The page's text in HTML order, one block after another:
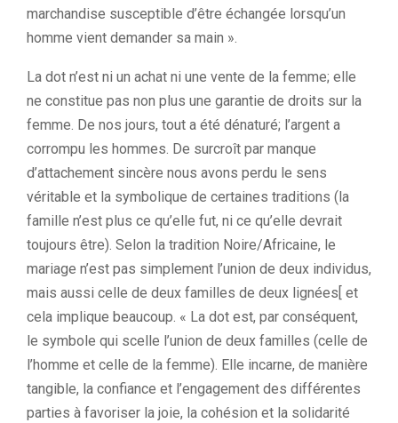
marchandise susceptible d’être échangée lorsqu’un
homme vient demander sa main ».
La dot n’est ni un achat ni une vente de la femme; elle
ne constitue pas non plus une garantie de droits sur la
femme. De nos jours, tout a été dénaturé; l’argent a
corrompu les hommes. De surcroît par manque
d’attachement sincère nous avons perdu le sens
véritable et la symbolique de certaines traditions (la
famille n’est plus ce qu’elle fut, ni ce qu’elle devrait
toujours être). Selon la tradition Noire/Africaine, le
mariage n’est pas simplement l’union de deux individus,
mais aussi celle de deux familles de deux lignées[ et
cela implique beaucoup. « La dot est, par conséquent,
le symbole qui scelle l’union de deux familles (celle de
l’homme et celle de la femme). Elle incarne, de manière
tangible, la confiance et l’engagement des différentes
parties à favoriser la joie, la cohésion et la solidarité